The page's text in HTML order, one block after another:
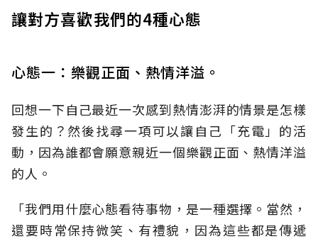
讓對方喜歡我們的4種心態
心態一：樂觀正面、熱情洋溢。
回想一下自己最近一次感到熱情澎湃的情景是怎樣
發生的？然後找尋一項可以讓自己「充電」的活
動，因為誰都會願意親近一個樂觀正面、熱情洋溢
的人。
「我們用什麼心態看待事物，是一種選擇。當然，
還要時常保持微笑、有禮貌，因為這些都是傳遞